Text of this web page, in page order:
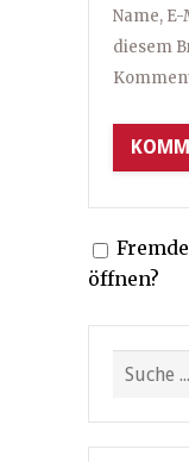
Name,
diesem
öffnen?